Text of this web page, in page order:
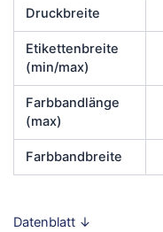
Druckbreite
Etikettenbreite
(min/max)
Farbbandlänge
(max)
Farbbandbreite
Datenblatt ↓